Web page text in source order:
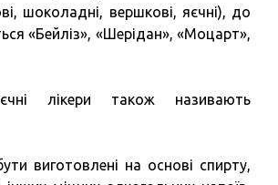
шоколадні, вершкові, яєчні), до
«Бейліз», «Шерідан», «Моцарт»,
лікери також називають
виготовлені на основі спирту,